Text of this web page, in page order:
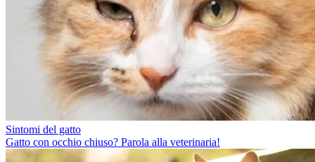
Sintomi del gatto
Gatto con occhio chiuso? Parola alla veterinaria!